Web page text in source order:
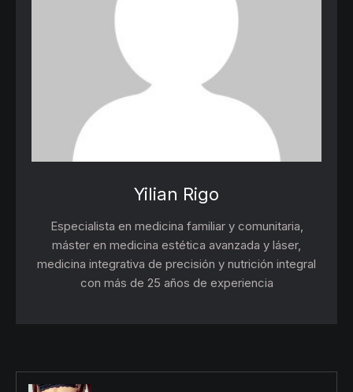
Yilian Rigo
Especialista en medicina familiar y comunitaria,
máster en medicina estética avanzada y láser,
medicina integrativa de precisión y nutrición integral
con más de 25 años de experiencia